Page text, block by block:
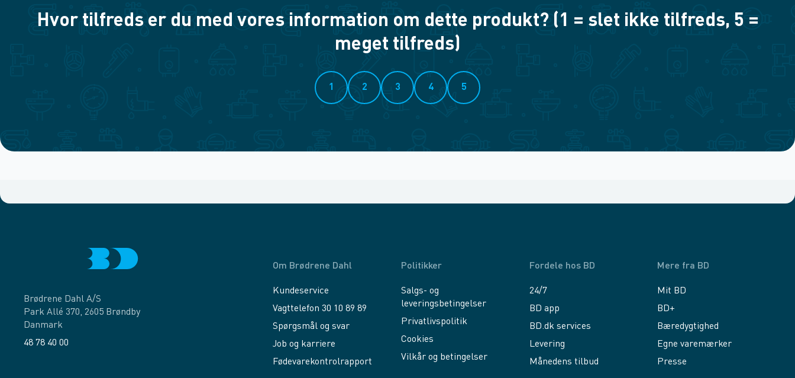
Hvor tilfreds er du med vores information om dette produkt? (1 = slet ikke tilfreds, 5 =
meget tilfreds)
1 2 3 4 5
Brødrene Dahl A/S
Park Allé 370, 2605 Brøndby
Danmark
48 78 40 00
Om Brødrene Dahl
Kundeservice
Vagttelefon 30 10 89 89
Spørgsmål og svar
Job og karriere
Fødevarekontrolrapport
Politikker
Salgs- og
leveringsbetingelser
Privatlivspolitik
Cookies
Vilkår og betingelser
Fordele hos BD
24/7
BD app
BD.dk services
Levering
Månedens tilbud
Mere fra BD
Mit BD
BD+
Bæredygtighed
Egne varemærker
Presse